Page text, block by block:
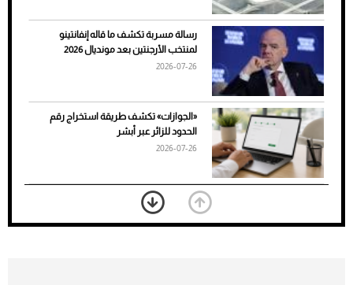
7 نصائح لاختيار لون البنطلون المناسب للقميص
الأسود
رسالة مسربة تكشف ما قاله إنفانتينو
لمنتخب الأرجنتين بعد مونديال 2026
2026-07-26
«الجوازات» تكشف طريقة استخراج رقم
الحدود للزائر عبر أبشر
2026-07-26
بعد 7 أشهر من تعرضه لحادث مروع.. جوشوا
يفوز على برينغا بـ"الضربة القاضية" (فيديو)
2026-07-26